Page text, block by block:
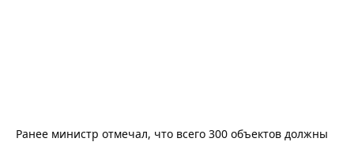
Ранее министр отмечал, что всего 300 объектов должны